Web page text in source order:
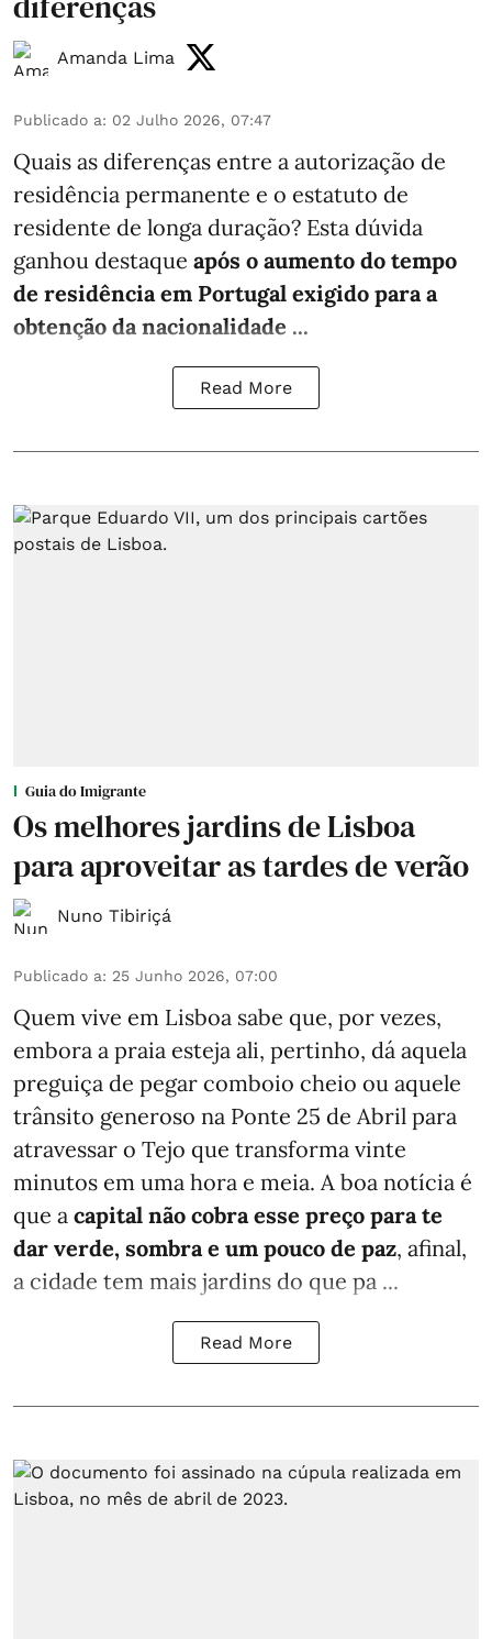
Amanda Lima
Publicado a: 02 Julho 2026, 07:47
Quais as diferenças entre a autorização de
residência permanente e o estatuto de
residente de longa duração? Esta dúvida
ganhou destaque após o aumento do tempo
de residência em Portugal exigido para a
obtenção da nacionalidade ...
Read More
Guia do Imigrante
Os melhores jardins de Lisboa
para aproveitar as tardes de verão
Nuno Tibiriçá
Publicado a: 25 Junho 2026, 07:00
Quem vive em Lisboa sabe que, por vezes,
embora a praia esteja ali, pertinho, dá aquela
preguiça de pegar comboio cheio ou aquele
trânsito generoso na Ponte 25 de Abril para
atravessar o Tejo que transforma vinte
minutos em uma hora e meia. A boa notícia é
que a capital não cobra esse preço para te
dar verde, sombra e um pouco de paz, afinal,
a cidade tem mais jardins do que pa ...
Read More